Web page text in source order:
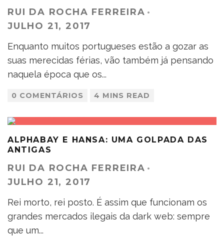
RUI DA ROCHA FERREIRA ·
JULHO 21, 2017
Enquanto muitos portugueses estão a gozar as
suas merecidas férias, vão também já pensando
naquela época que os...
0 COMENTÁRIOS 4 MINS READ
ALPHABAY E HANSA: UMA GOLPADA DAS
ANTIGAS
RUI DA ROCHA FERREIRA ·
JULHO 21, 2017
Rei morto, rei posto. É assim que funcionam os
grandes mercados ilegais da dark web: sempre
que um...